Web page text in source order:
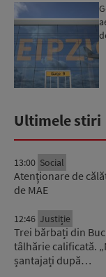
Ultimele stiri
13:00 Social
Atenţionare de
de MAE
12:46 Justiție
Trei bărbați din
tâlhărie calificată.
șantajați după…